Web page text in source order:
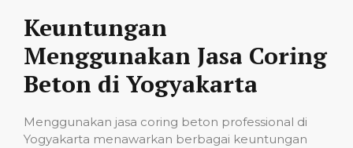
Keuntungan
Menggunakan Jasa Coring
Beton di Yogyakarta
Menggunakan jasa coring beton professional di
Yogyakarta menawarkan berbagai keuntungan